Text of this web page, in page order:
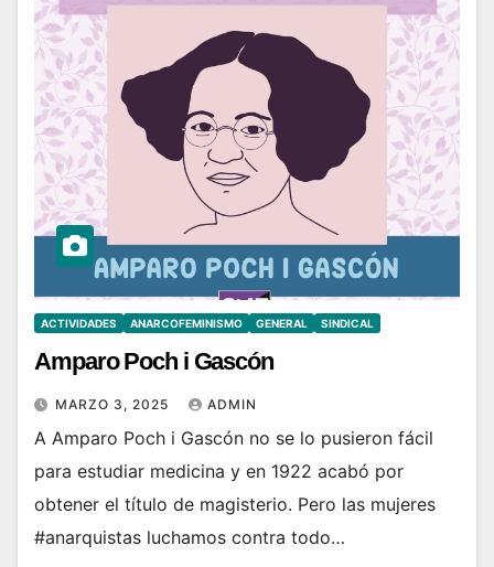
ACTIVIDADES ANARCOFEMINISMO GENERAL SINDICAL
Amparo Poch i Gascón
MARZO 3, 2025 ADMIN
A Amparo Poch i Gascón no se lo pusieron fácil
para estudiar medicina y en 1922 acabó por
obtener el título de magisterio. Pero las mujeres
#anarquistas luchamos contra todo…